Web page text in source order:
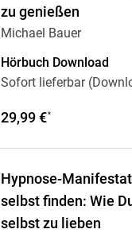
zu genießen
Michael Bauer
Hörbuch Download
Sofort lieferbar
29,99 €*
Hypnose-
selbst finden: Wie
selbst zu lieben